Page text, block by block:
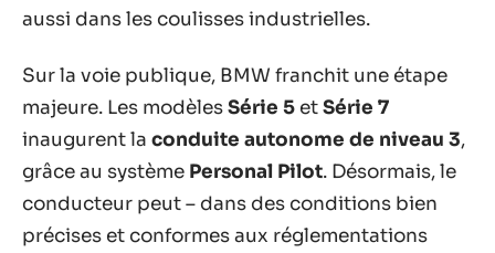
aussi dans les coulisses industrielles.
Sur la voie publique, BMW franchit une étape
majeure. Les modèlesSérie 5 etSérie 7
inaugurent la conduite autonome de niveau 3,
grâce au système Personal Pilot. Désormais, le
conducteur peut – dans des conditions bien
précises et conformes aux réglementations